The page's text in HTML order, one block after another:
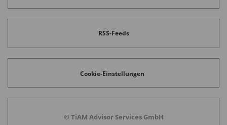
RSS-Feeds
Cookie-Einstellungen
© TiAM Advisor Services GmbH